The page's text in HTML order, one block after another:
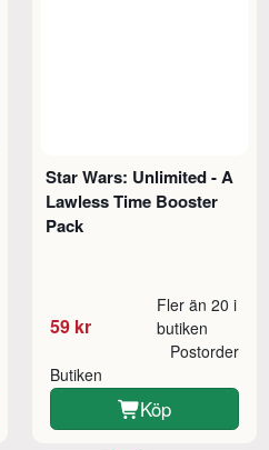
Star Wars: Unlimited - A
Lawless Time Booster
Pack
59 kr
Fler än 20 i
butiken
Butiken
Postorder
Köp